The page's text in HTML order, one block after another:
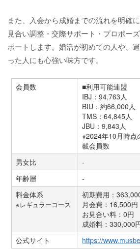
また、入会から成婚までの流れを明確
見合い調整・交際サポート・プロポー
ポートします。婚活が初めての人や、
った人にも心強い味方です。
会員数
■利用可能連盟
IBJ：94,763人
BIU：約66,000人
TMS：64,845人
JBU：9,843人
※2024年10月時点
載会員数
男女比
-
年齢層
-
料金体系
※レギュラーコース
初期費用：
月会費：16,500円
お見合い料：0円
成婚料：330,000
公式サイト
https://